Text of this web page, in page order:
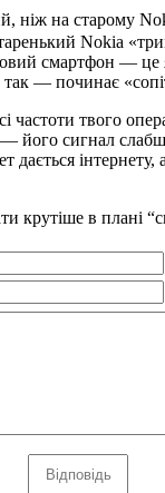
ніж на старому
Nokia
смартфон — це
— починає
твого
його сигнал
інтернету,
в плані